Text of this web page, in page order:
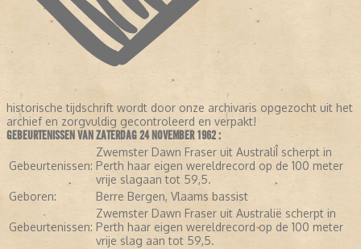
historische tijdschrift wordt door onze archivaris opgezocht uit het
archief en zorgvuldig gecontroleerd en verpakt!
GEBEURTENISSEN VAN ZATERDAG 24 NOVEMBER 1962 :
Gebeurtenissen:
Zwemster Dawn Fraser uit AustraliÎ scherpt in
Perth haar eigen wereldrecord op de 100 meter
vrije slagaan tot 59,5.
Geboren:
Berre Bergen, Vlaams bassist
Gebeurtenissen:
Zwemster Dawn Fraser uit Australië scherpt in
Perth haar eigen wereldrecord op de 100 meter
vrije slag aan tot 59,5.